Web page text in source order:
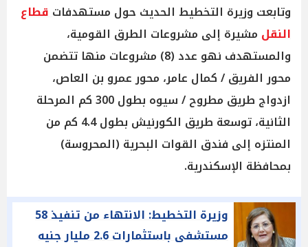
وتابعت وزيرة التخطيط الحديث حول مستهدفات قطاع
النقل مشيرة إلى مشروعات الطرق القومية،
والمستهدف نهو عدد (8) مشروعات منها تتضمن
محور الفريق / كمال عامر، محور عمرو بن العاص،
ازدواج طريق مطروح / سيوه بطول 300 كم المرحلة
الثانية، توسعة طريق الكورنيش بطول 4.4 كم من
المنتزه إلى فندق القوات البحرية (المحروسة)
بمحافظة الإسكندرية.
وزيرة التخطيط: الانتهاء من تنفيذ 58
مستشفى باستثمارات 2.6 مليار جنيه